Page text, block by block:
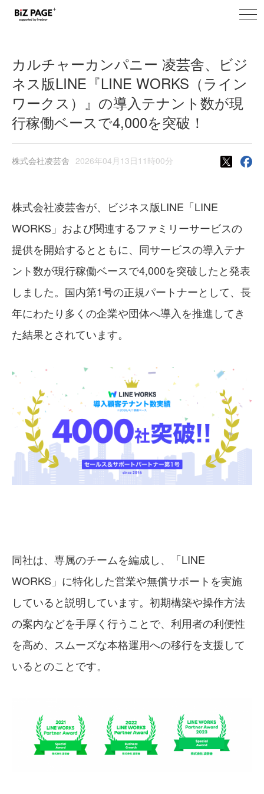
toggle
カルチャーカンパニー 凌芸舎、ビジ
ネス版LINE『LINE WORKS（ライン
ワークス）』の導入テナント数が現
行稼働ベースで4,000を突破！
株式会社凌芸舎 2026年04月13日11時00分
株式会社凌芸舎が、ビジネス版LINE「LINE
WORKS」および関連するファミリーサービスの
提供を開始するとともに、同サービスの導入テナ
ント数が現行稼働ベースで4,000を突破したと発表
しました。国内第1号の正規パートナーとして、長
年にわたり多くの企業や団体へ導入を推進してき
た結果とされています。
同社は、専属のチームを編成し、「LINE
WORKS」に特化した営業や無償サポートを実施
していると説明しています。初期構築や操作方法
の案内などを手厚く行うことで、利用者の利便性
を高め、スムーズな本格運用への移行を支援して
いるとのことです。